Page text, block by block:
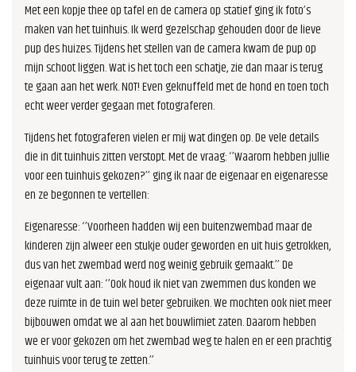
Met een kopje thee op tafel en de camera op statief ging ik foto’s
maken van het tuinhuis. Ik werd gezelschap gehouden door de lieve
pup des huizes. Tijdens het stellen van de camera kwam de pup op
mijn schoot liggen. Wat is het toch een schatje, zie dan maar is terug
te gaan aan het werk. NOT! Even geknuffeld met de hond en toen toch
echt weer verder gegaan met fotograferen.
Tijdens het fotograferen vielen er mij wat dingen op. De vele details
die in dit tuinhuis zitten verstopt. Met de vraag: ‘’Waarom hebben jullie
voor een tuinhuis gekozen?’’ ging ik naar de eigenaar en eigenaresse
en ze begonnen te vertellen:
Eigenaresse: ‘’Voorheen hadden wij een buitenzwembad maar de
kinderen zijn alweer een stukje ouder geworden en uit huis getrokken,
dus van het zwembad werd nog weinig gebruik gemaakt.’’ De
eigenaar vult aan: ‘’Ook houd ik niet van zwemmen dus konden we
deze ruimte in de tuin wel beter gebruiken. We mochten ook niet meer
bijbouwen omdat we al aan het bouwlimiet zaten. Daarom hebben
we er voor gekozen om het zwembad weg te halen en er een prachtig
tuinhuis voor terug te zetten.’’